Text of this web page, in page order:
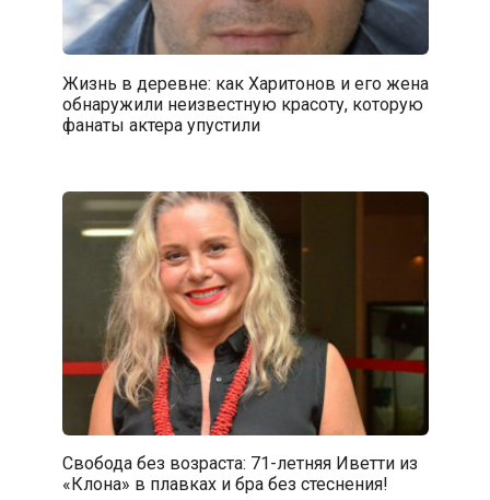
Жизнь в деревне: как Харитонов и его жена
обнаружили неизвестную красоту, которую
фанаты актера упустили
Свобода без возраста: 71-летняя Иветти из
«Клона» в плавках и бра без стеснения!